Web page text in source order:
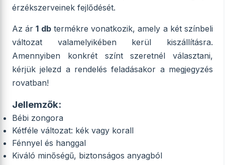
érzékszerveinek fejlődését.
Az ár1 dbtermékre vonatkozik, amely a két színbeli
változat valamelyikében kerül kiszállításra.
Amennyiben konkrét színt szeretnél választani,
kérjük jelezd a rendelés feladásakor a megjegyzés
rovatban!
Jellemzők:
Bébi zongora
Kétféle változat: kék vagy korall
Fénnyel és hanggal
Kiváló minőségű, biztonságos anyagból